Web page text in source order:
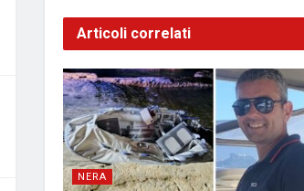
Articoli correlati
NERA